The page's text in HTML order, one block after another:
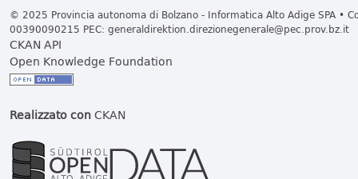
© 2025 Provincia autonoma di Bolzano - Informatica Alto Adige SPA •
00390090215 PEC: generaldirektion.direzionegenerale@pec.prov.bz.it
CKAN API
Open Knowledge Foundation
Realizzato conCKAN